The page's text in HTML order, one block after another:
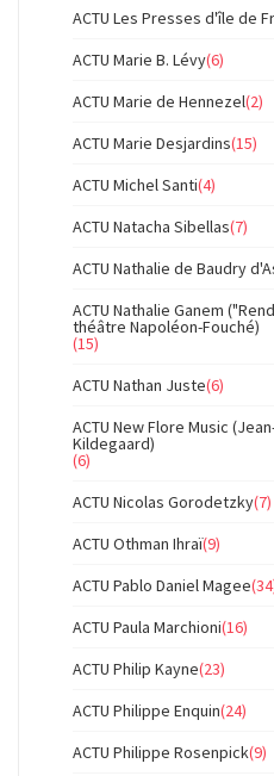
ACTU Les Presses d'île de
ACTU Marie B. Lévy(6)
ACTU Marie de Hennezel(2)
ACTU Marie Desjardins(15)
ACTU Michel Santi(4)
ACTU Natacha Sibellas(7)
ACTU Nathalie de Baudry
ACTU Nathalie Ganem
théâtre Napoléon-Fouché)
(15)
ACTU Nathan Juste(6)
ACTU New Flore Music
Kildegaard)
(6)
ACTU Nicolas Gorodetzky(7)
ACTU Othman Ihraï(9)
ACTU Pablo Daniel Magee
ACTU Paula Marchioni(16)
ACTU Philip Kayne(23)
ACTU Philippe Enquin(24)
ACTU Philippe Rosenpick(9)